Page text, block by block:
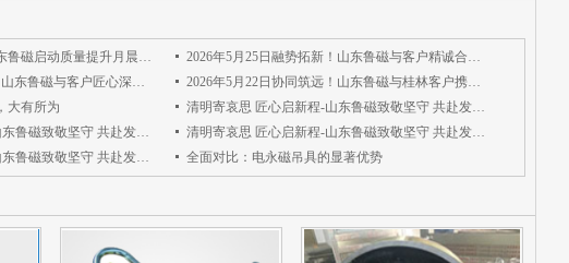
精工提质，笃行致远｜山东鲁磁启动质量提升月晨会，筑牢品质根基
2026年5月25日融势拓新！山东鲁磁与客户精诚合作，共创未来
2026年5月25日聚力合创！山东鲁磁与客户匠心深耕，同筑华章
2026年5月22日协同筑远！山东鲁磁与桂林客户携手拓疆，共启新程
大有所为
清明寄哀思 匠心启新程-山东鲁磁致敬坚守 共赴发展新篇
清明寄哀思 匠心启新程-山东鲁磁致敬坚守 共赴发展新篇
清明寄哀思 匠心启新程-山东鲁磁致敬坚守 共赴发展新篇
清明寄哀思 匠心启新程-山东鲁磁致敬坚守 共赴发展新篇
全面对比：电永磁吊具的显著优势